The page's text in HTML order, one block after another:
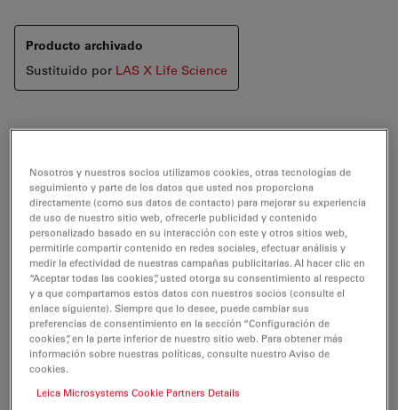
Producto archivado
Sustituido por LAS X Life Science
automatizadosy las cámaras digitales Leica para
ofrecer una interfaz de usuario común,intuitivay
consistente.
Laautomatizacióncon LAS permite realizaranálisis de
investigacióny rutinarios más rápidos con un manejo
manual.
La captura y el procesamiento de imágenes en tiempo
realy de alta resolucióntiene aplicaciones en las
ciencias de la vida y en la industria, como
entomologíay en elcontrol de calidad
Nosotros y nuestros socios utilizamos cookies, otras tecnologías de
seguimiento y parte de los datos que usted nos proporciona
directamente (como sus datos de contacto) para mejorar su experiencia
de uso de nuestro sitio web, ofrecerle publicidad y contenido
personalizado basado en su interacción con este y otros sitios web,
permitirle compartir contenido en redes sociales, efectuar análisis y
medir la efectividad de nuestras campañas publicitarias. Al hacer clic en
“Aceptar todas las cookies”, usted otorga su consentimiento al respecto
y a que compartamos estos datos con nuestros socios (consulte el
enlace siguiente). Siempre que lo desee, puede cambiar sus
preferencias de consentimiento en la sección “Configuración de
cookies”, en la parte inferior de nuestro sitio web. Para obtener más
información sobre nuestras políticas, consulte nuestro Aviso de
cookies.
Leica Microsystems Cookie Partners Details